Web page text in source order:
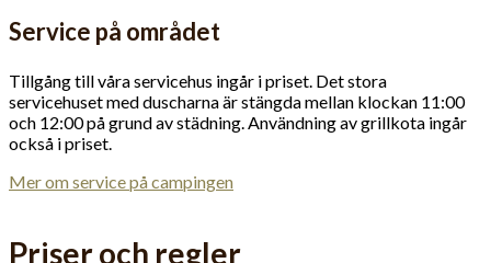
Service på området
Tillgång till våra servicehus ingår i priset. Det stora
servicehuset med duscharna är stängda mellan klockan 11:00
och 12:00 på grund av städning. Användning av grillkota ingår
också i priset.
Mer om service på campingen
Priser och regler